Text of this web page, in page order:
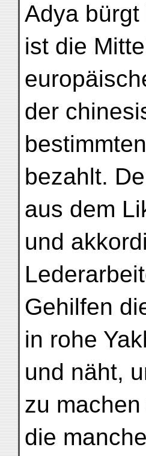
Adya bürgt
ist die
der
bezahlt.
aus dem
und
Gehilfen
in rohe
und näht,
zu
die